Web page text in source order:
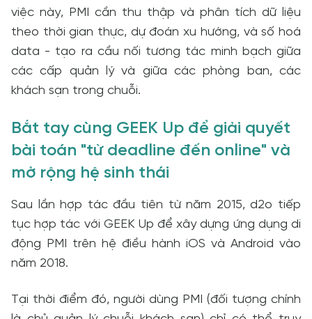
việc này, PMI cần thu thập và phân tích dữ liệu
theo thời gian thực, dự đoán xu hướng, và số hoá
data - tạo ra cầu nối tương tác minh bạch giữa
các cấp quản lý và giữa các phòng ban, các
khách sạn trong chuỗi.
Bắt tay cùng GEEK Up để giải quyết
bài toán "từ deadline đến online" và
mở rộng hệ sinh thái
Sau lần hợp tác đầu tiên từ năm 2015, d2o tiếp
tục hợp tác với GEEK Up để xây dựng ứng dụng di
động PMI trên hệ điều hành iOS và Android vào
năm 2018.
Tại thời điểm đó, người dùng PMI (đối tượng chính